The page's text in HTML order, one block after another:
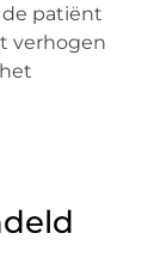
patiënt
verhogen